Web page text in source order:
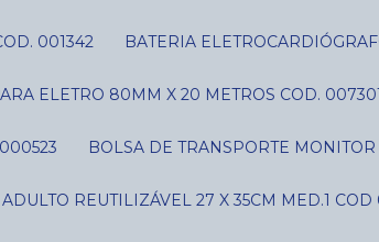
001342 BATERIA
ELETRO 80MM X 20 METROS COD.
BOLSA DE TRANSPORTE
REUTILIZÁVEL 27 X 35CM MED.1 COD